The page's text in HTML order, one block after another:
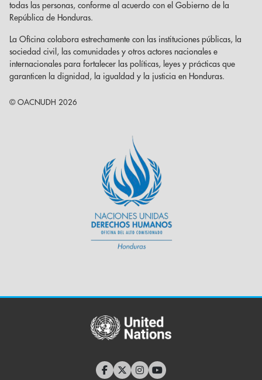
todas las personas, conforme al acuerdo con el Gobierno de la
República de Honduras.
La Oficina colabora estrechamente con las instituciones públicas, la
sociedad civil, las comunidades y otros actores nacionales e
internacionales para fortalecer las políticas, leyes y prácticas que
garanticen la dignidad, la igualdad y la justicia en Honduras.
© OACNUDH 2026